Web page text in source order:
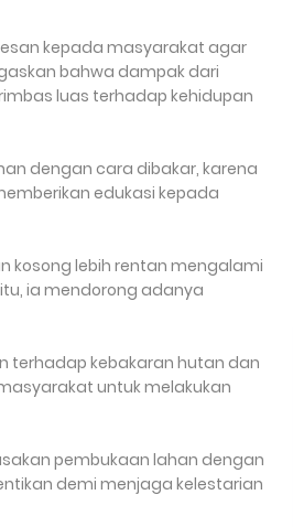
kepada masyarakat agar
bahwa dampak dari
luas terhadap kehidupan
dengan cara dibakar, karena
edukasi kepada
kosong lebih rentan mengalami
ia mendorong adanya
terhadap kebakaran hutan dan
untuk melakukan
pembukaan lahan dengan
demi menjaga kelestarian